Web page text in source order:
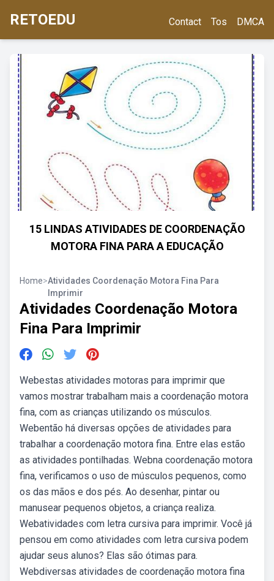
RETOEDU Contact Tos DMCA
15 LINDAS ATIVIDADES DE COORDENAÇÃO
MOTORA FINA PARA A EDUCAÇÃO
Home>Atividades Coordenação Motora Fina Para
Imprimir
Atividades Coordenação Motora
Fina Para Imprimir
Webestas atividades motoras para imprimir que
vamos mostrar trabalham mais a coordenação motora
fina, com as crianças utilizando os músculos.
Webentão há diversas opções de atividades para
trabalhar a coordenação motora fina. Entre elas estão
as atividades pontilhadas. Webna coordenação motora
fina, verificamos o uso de músculos pequenos, como
os das mãos e dos pés. Ao desenhar, pintar ou
manusear pequenos objetos, a criança realiza.
Webatividades com letra cursiva para imprimir. Você já
pensou em como atividades com letra cursiva podem
ajudar seus alunos? Elas são ótimas para.
Webdiversas atividades de coordenação motora fina